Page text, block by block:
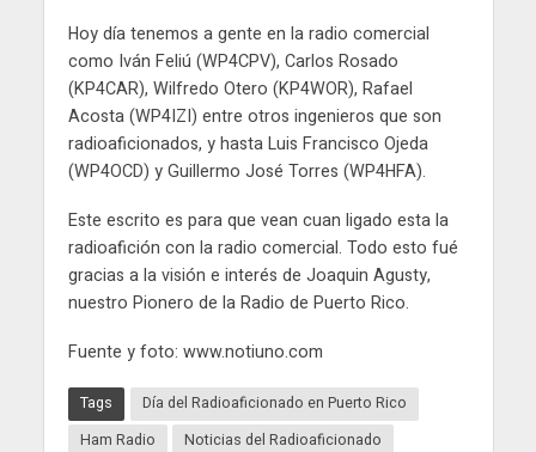
Hoy día tenemos a gente en la radio comercial
como Iván Feliú (WP4CPV), Carlos Rosado
(KP4CAR), Wilfredo Otero (KP4WOR), Rafael
Acosta (WP4IZI) entre otros ingenieros que son
radioaficionados, y hasta Luis Francisco Ojeda
(WP4OCD) y Guillermo José Torres (WP4HFA).
Este escrito es para que vean cuan ligado esta la
radioafición con la radio comercial. Todo esto fué
gracias a la visión e interés de Joaquin Agusty,
nuestro Pionero de la Radio de Puerto Rico.
Fuente y foto: www.notiuno.com
Tags
Día del Radioaficionado en Puerto Rico
Ham Radio
Noticias del Radioaficionado